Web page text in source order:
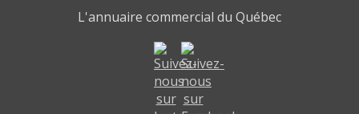
L'annuaire commercial du Québec